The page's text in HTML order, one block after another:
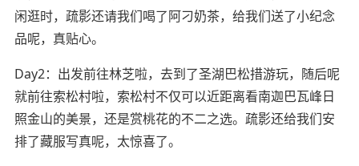
闲逛时，疏影还请我们喝了阿刁奶茶，给我们送了小纪念
品呢，真贴心。
Day2：出发前往林芝啦，去到了圣湖巴松措游玩，随后呢
就前往索松村啦，索松村不仅可以近距离看南迦巴瓦峰日
照金山的美景，还是赏桃花的不二之选。疏影还给我们安
排了藏服写真呢，太惊喜了。